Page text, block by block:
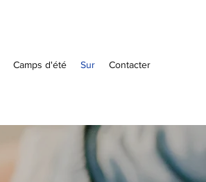
Camps d'été Sur Contacter